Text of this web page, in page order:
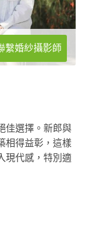
繫婚紗攝影師
佳選擇。新郎與
相得益彰，這樣
現代感，特別適